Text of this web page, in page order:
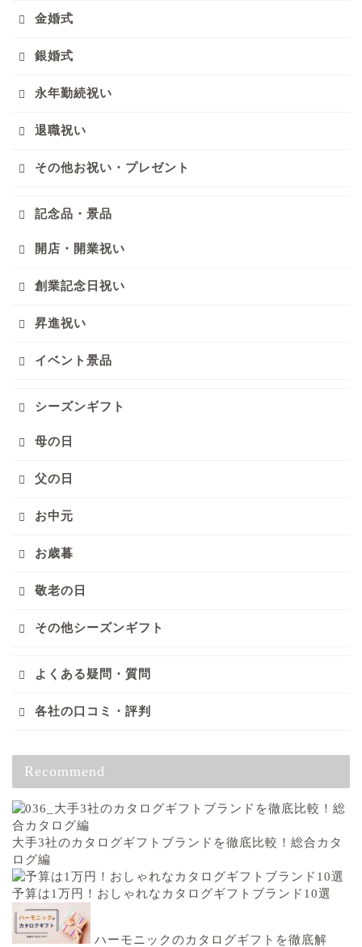
金婚式
銀婚式
永年勤続祝い
退職祝い
その他お祝い・プレゼント
記念品・景品
開店・開業祝い
創業記念日祝い
昇進祝い
イベント景品
シーズンギフト
母の日
父の日
お中元
お歳暮
敬老の日
その他シーズンギフト
よくある疑問・質問
各社の口コミ・評判
Recommend
大手3社のカタログギフトブランドを徹底比較！総合カタ
ログ編
予算は1万円！おしゃれなカタログギフトブランド10選
ハーモニックのカタログギフトを徹底解